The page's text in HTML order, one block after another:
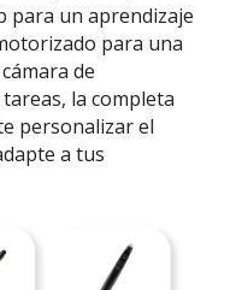
para un aprendizaje
para una
de
la completa
personalizar el
a tus